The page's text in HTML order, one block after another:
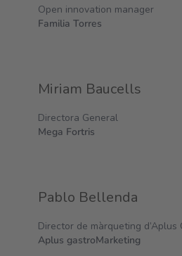
Open innovation manager
Familia Torres
Miriam Baucells
Directora General
Mega Fortris
Pablo Bellenda
Director de màrqueting d’Aplus
Aplus gastroMarketing